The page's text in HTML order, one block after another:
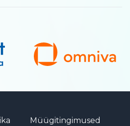
Müügitingimused